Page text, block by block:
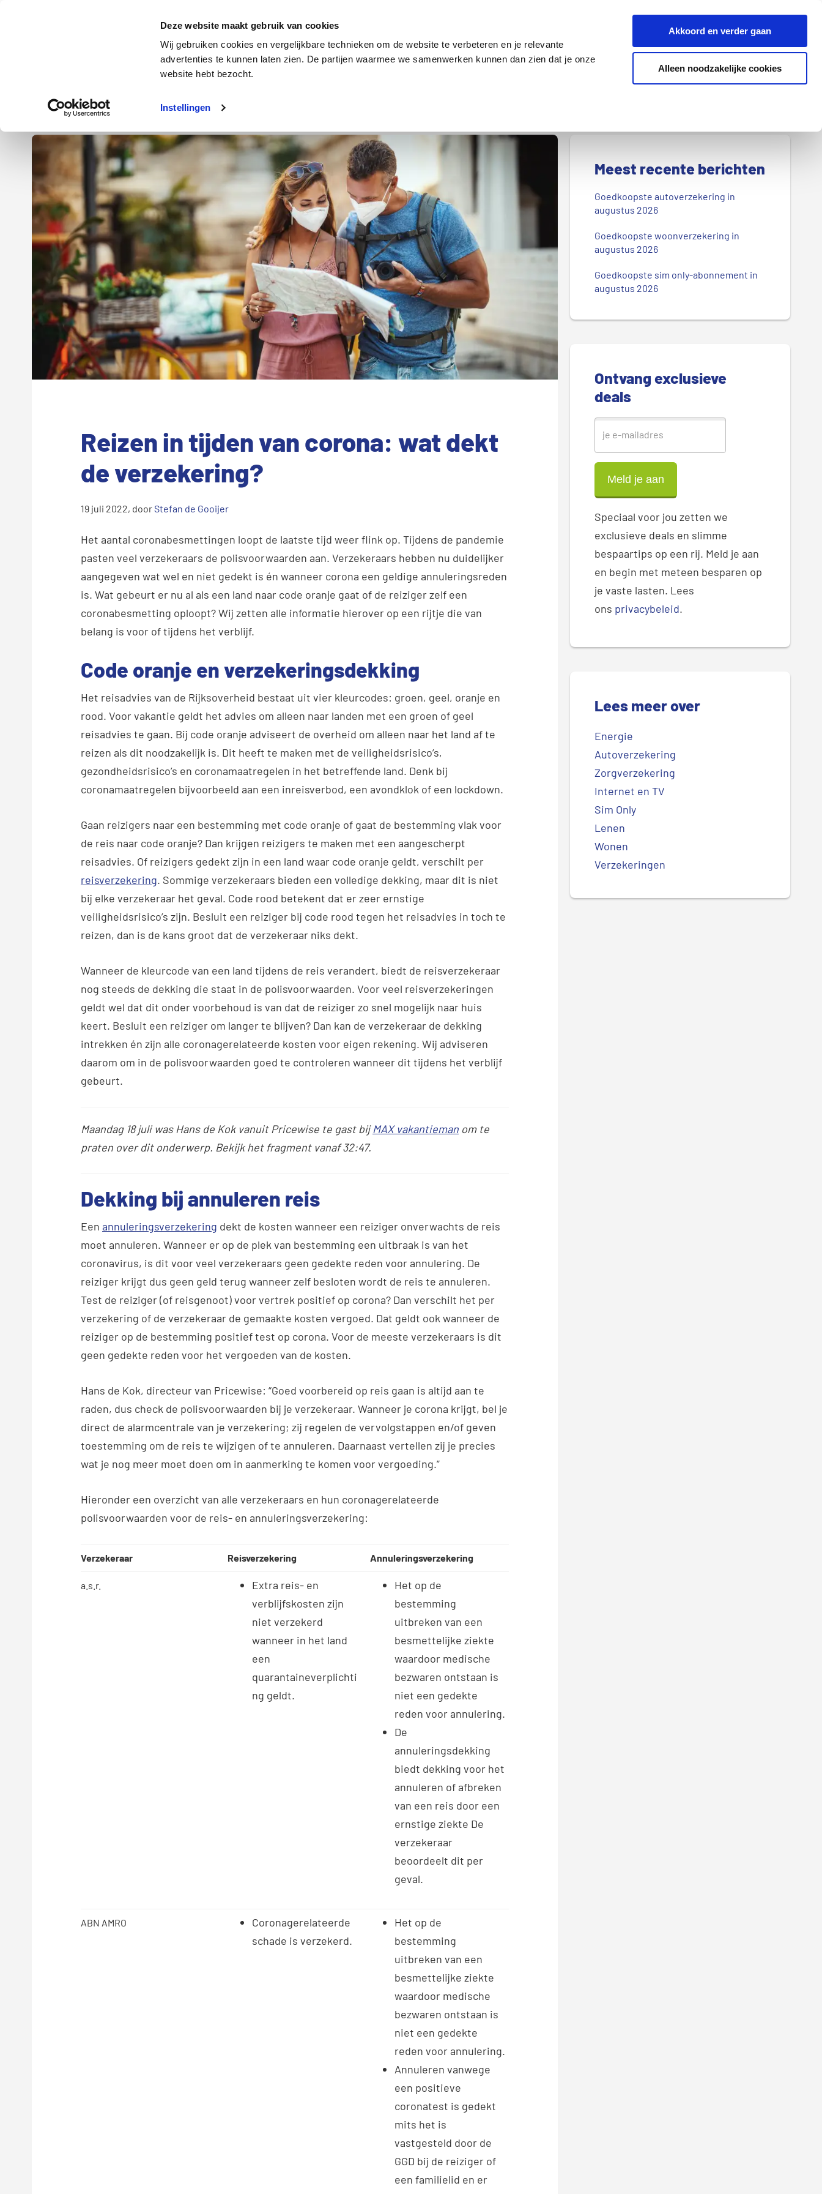
Deze website maakt gebruik van cookies
Wij gebruiken cookies en vergelijkbare technieken om de website te verbeteren en je relevante
advertenties te kunnen laten zien. De partijen waarmee we samenwerken kunnen dan zien dat je onze
website hebt bezocht.
Instellingen
Akkoord en verder gaan
Alleen noodzakelijke cookies
Energie Verzekeringen Internet en tv
Z
e
k
d
n
b
o
g
.
.
Energie Autoverzekering
Reizen in tijden van corona: wat dekt
de verzekering?
19 juli 2022, doorStefan de Gooijer
Het aantal coronabesmettingen loopt de laatste tijd weer flink op. Tijdens de pandemie
pasten veel verzekeraars de polisvoorwaarden aan. Verzekeraars hebben nu duidelijker
aangegeven wat wel en niet gedekt is én wanneer corona een geldige annuleringsreden
is. Wat gebeurt er nu al als een land naar code oranje gaat of de reiziger zelf een
coronabesmetting oploopt? Wij zetten alle informatie hierover op een rijtje die van
belang is voor of tijdens het verblijf.
Code oranje en verzekeringsdekking
Het reisadvies van de Rijksoverheid bestaat uit vier kleurcodes: groen, geel, oranje en
rood. Voor vakantie geldt het advies om alleen naar landen met een groen of geel
reisadvies te gaan. Bij code oranje adviseert de overheid om alleen naar het land af te
reizen als dit noodzakelijk is. Dit heeft te maken met de veiligheidsrisico’s,
gezondheidsrisico’s en coronamaatregelen in het betreffende land. Denk bij
coronamaatregelen bijvoorbeeld aan een inreisverbod, een avondklok of een lockdown.
Gaan reizigers naar een bestemming met code oranje of gaat de bestemming vlak voor
de reis naar code oranje? Dan krijgen reizigers te maken met een aangescherpt
reisadvies. Of reizigers gedekt zijn in een land waar code oranje geldt, verschilt per
reisverzekering. Sommige verzekeraars bieden een volledige dekking, maar dit is niet
bij elke verzekeraar het geval. Code rood betekent dat er zeer ernstige
veiligheidsrisico’s zijn. Besluit een reiziger bij code rood tegen het reisadvies in toch te
reizen, dan is de kans groot dat de verzekeraar niks dekt.
Wanneer de kleurcode van een land tijdens de reis verandert, biedt de reisverzekeraar
nog steeds de dekking die staat in de polisvoorwaarden. Voor veel reisverzekeringen
geldt wel dat dit onder voorbehoud is van dat de reiziger zo snel mogelijk naar huis
keert. Besluit een reiziger om langer te blijven? Dan kan de verzekeraar de dekking
intrekken én zijn alle coronagerelateerde kosten voor eigen rekening. Wij adviseren
daarom om in de polisvoorwaarden goed te controleren wanneer dit tijdens het verblijf
gebeurt.
Maandag 18 juli was Hans de Kok vanuit Pricewise te gast bijMAX vakantieman om te
praten over dit onderwerp. Bekijk het fragment vanaf 32:47.
Dekking bij annuleren reis
Een annuleringsverzekering dekt de kosten wanneer een reiziger onverwachts de reis
moet annuleren. Wanneer er op de plek van bestemming een uitbraak is van het
coronavirus, is dit voor veel verzekeraars geen gedekte reden voor annulering. De
reiziger krijgt dus geen geld terug wanneer zelf besloten wordt de reis te annuleren.
Test de reiziger (of reisgenoot) voor vertrek positief op corona? Dan verschilt het per
verzekering of de verzekeraar de gemaakte kosten vergoed. Dat geldt ook wanneer de
reiziger op de bestemming positief test op corona. Voor de meeste verzekeraars is dit
geen gedekte reden voor het vergoeden van de kosten.
Hans de Kok, directeur van Pricewise: “Goed voorbereid op reis gaan is altijd aan te
raden, dus check de polisvoorwaarden bij je verzekeraar. Wanneer je corona krijgt, bel je
direct de alarmcentrale van je verzekering; zij regelen de vervolgstappen en/of geven
toestemming om de reis te wijzigen of te annuleren. Daarnaast vertellen zij je precies
wat je nog meer moet doen om in aanmerking te komen voor vergoeding.”
Hieronder een overzicht van alle verzekeraars en hun coronagerelateerde
polisvoorwaarden voor de reis- en annuleringsverzekering:
Verzekeraar Reisverzekering Annuleringsverzekering
a.s.r.
Extra reis- en
verblijfskosten zijn
niet verzekerd
wanneer in het land
een
quarantaineverplichti
ng geldt.
Het op de
bestemming
uitbreken van een
besmettelijke ziekte
waardoor medische
bezwaren ontstaan is
niet een gedekte
reden voor annulering.
De
annuleringsdekking
biedt dekking voor het
annuleren of afbreken
van een reis door een
ernstige ziekte De
verzekeraar
beoordeelt dit per
geval.
ABN AMRO
Coronagerelateerde
schade is verzekerd.
Het op de
bestemming
uitbreken van een
besmettelijke ziekte
waardoor medische
bezwaren ontstaan is
niet een gedekte
reden voor annulering.
Annuleren vanwege
een positieve
coronatest is gedekt
mits het is
vastgesteld door de
GGD bij de reiziger of
een familielid en er
P
e
Meest recente berichten
Goedkoopste autoverzekering in
augustus 2026
Goedkoopste woonverzekering in
augustus 2026
Goedkoopste sim only-abonnement in
augustus 2026
Ontvang exclusieve
deals
Speciaal voor jou zetten we
exclusieve deals en slimme
bespaartips op een rij. Meld je aan
en begin met meteen besparen op
je vaste lasten. Lees
ons privacybeleid.
Lees meer over
Energie
Autoverzekering
Zorgverzekering
Internet en TV
Sim Only
Lenen
Wonen
Verzekeringen